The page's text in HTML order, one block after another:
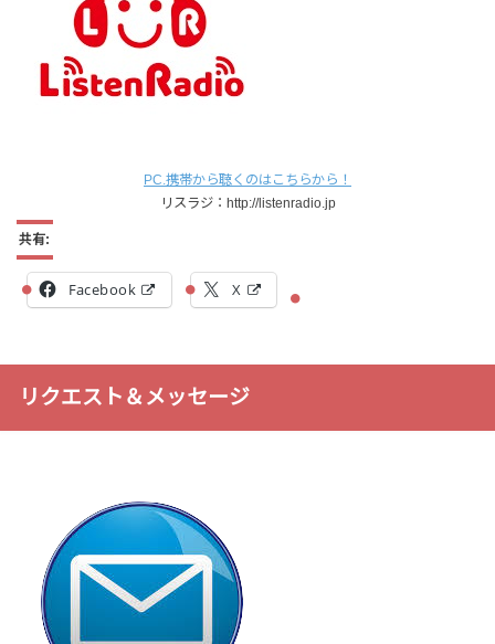
PC.携帯から聴くのはこちらから！
リスラジ：http://listenradio.jp
共有:
Facebook X
リクエスト＆メッセージ